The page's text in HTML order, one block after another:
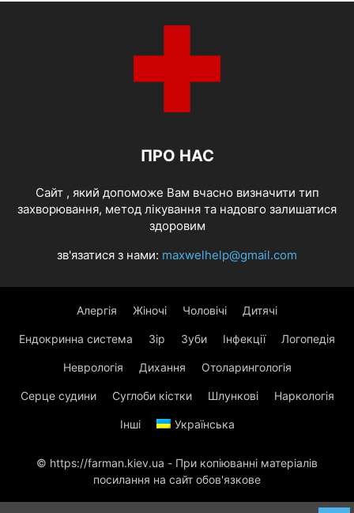
ПРО НАС
Cайт , який допоможе Вам вчасно визначити тип
захворювання, метод лікування та надовго залишатися
здоровим
зв'язатися з нами: maxwelhelp@gmail.com
Алергія Жіночі Чоловічі Дитячі
Ендокринна система Зір Зуби Інфекції Логопедія
Неврологія Дихання Отоларингологія
Серце судини Суглоби кістки Шлункові Наркологія
Інші Українська
© https://farman.kiev.ua - При копіюванні матеріалів
посилання на сайт обов'язкове